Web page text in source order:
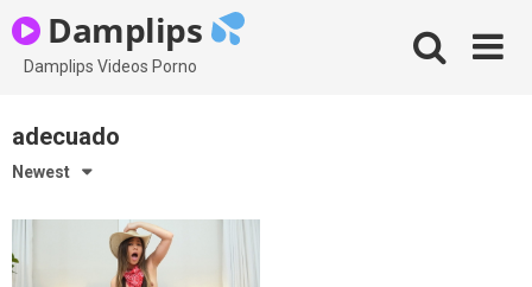
to
content
Damplips
Damplips Videos Porno
adecuado
Newest